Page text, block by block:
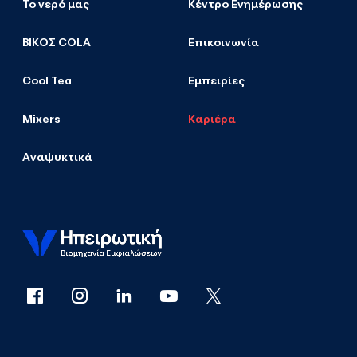
Το νερό μας
ΒΙΚΟΣ COLA
Cool Tea
Mixers
Αναψυκτικά
Κέντρο Ενημέρωσης
Επικοινωνία
Εμπειρίες
Καριέρα